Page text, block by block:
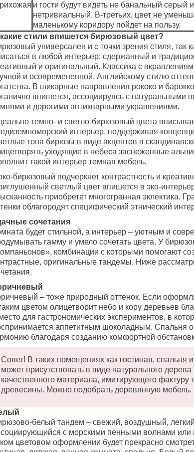
и гости будут видеть не банальный серый
нетривиальный. В-третьих, цвет не
маленькому коридору пойдет на пользу.
стили впишется бирюзовый цвет?
универсален и с точки зрения стиля, так
в любой интерьер: сдержанный и
и оригинальный. Классика с
и осовремененной. Английскому стилю
В шикарные направления рококо и
впишется, ассоциируясь с натуральными
и дорогими антикварными украшениями.
темно- и светло-бирюзовый цвета
интерьер, поддерживая
тона бирюзы в виде акцентов в
уходящие в небеса заснеженные
такой интерьер темная мебель.
бирюзовый подчеркнет контрастность и
светлый цвет впишется в эко-
приобретет многогранная эклектика.
облагородят специфический этнический
сочетания
будет стильной, а интерьер – уютным и
гамму и умело сочетать цвета. У
комбинации с которыми помогают
оригинальные тандемы. Ниже
– тоже природный оттенок. Если
цветом олицетворит небо и кору деревьев
для гастрономических экспериментов, в
аппетитным шоколадным. Спальня
благодаря созданию комфортной
Совет! В таких помещениях как гостиная, спальня
может присутствовать в виде натурального дерева
качественного материала, имитирующего фактуру
древесины. Можно подобрать деревянную мебель.
белый тандем – свежий, воздушный,
с морскими пенными волнами или
цветовом оформлении будет прекрасно